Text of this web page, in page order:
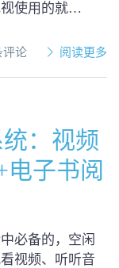
使用的就…
评论 阅读更多
：视频
电子书阅
必备的，空闲
视频、听听音